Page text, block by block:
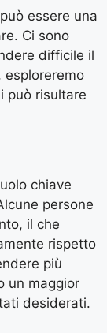
essere una
Ci sono
difficile il
esploreremo
può risultare
chiave
persone
il che
rispetto
più
un maggior
desiderati.